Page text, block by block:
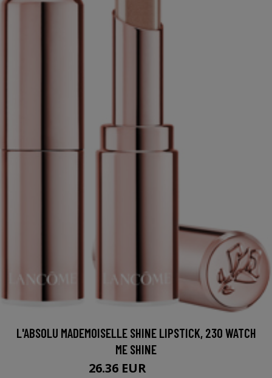
L'ABSOLU MADEMOISELLE SHINE LIPSTICK, 230 WATCH
ME SHINE
26.36 EUR